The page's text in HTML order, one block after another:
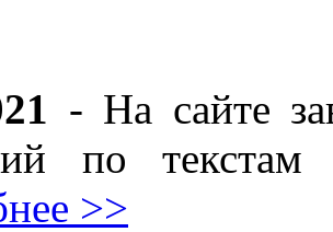
- На сайте
по
>>